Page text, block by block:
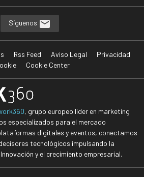
Síguenos
Rss Feed Aviso Legal
Privacidad
Cookie Center
, grupo europeo líder en marketing
especializados para el mercado
digitales y eventos, conectamos
tecnológicos impulsando la
y el crecimiento empresarial.